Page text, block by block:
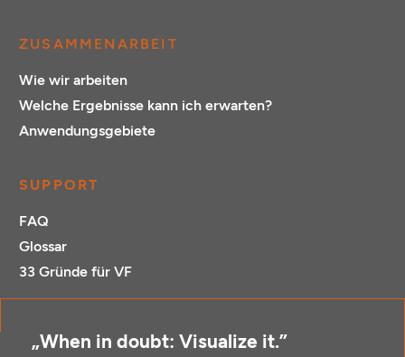
ZUSAMMENARBEIT
Wie wir arbeiten
Welche Ergebnisse kann ich erwarten?
Anwendungsgebiete
SUPPORT
FAQ
Glossar
33 Gründe für VF
„When in doubt: Visualize it.”